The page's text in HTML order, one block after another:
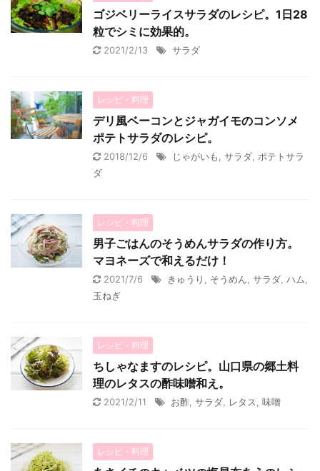
ゴジベリーライスサラダのレシピ。1日28
粒でシミに効果的。
2021/2/13 サラダ
レシピ・料理
デリ風ベーコンとジャガイモのコンソメ
ポテトサラダのレシピ。
2018/12/6 じゃがいも サラダ ポテトサラ
ダ
レシピ・料理
男子ごはんのそうめんサラダの作り方。
マヨネーズで和えるだけ！
2021/7/6 きゅうり そうめん サラダ ハム
玉ねぎ
レシピ・料理
ちしゃなますのレシピ。山口県の郷土料
理のレタスの酢味噌和え。
2021/2/11 お酢 サラダ レタス 味噌
レシピ・料理